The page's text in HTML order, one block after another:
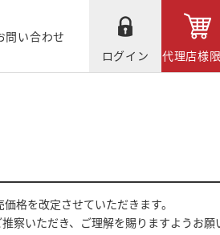
問い合わせ
ログイン
代理店様
格を改定させていただきます。
察いただき、ご理解を賜りますようお願